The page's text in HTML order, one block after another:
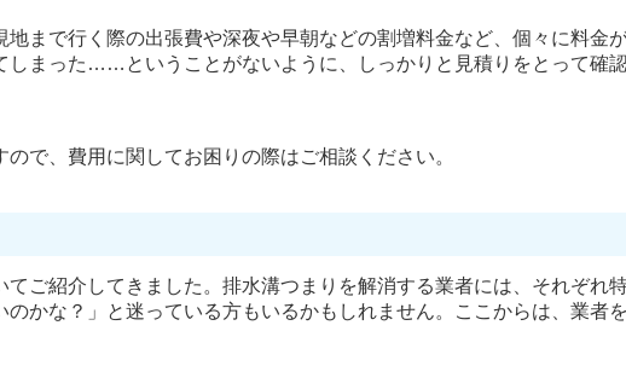
まで行く際の出張費や深夜や早朝などの割増料金など、個々に料金
しまった……ということがないように、しっかりと見積りをとって確
で、費用に関してお困りの際はご相談ください。
ご紹介してきました。排水溝つまりを解消する業者には、それぞれ
かな？」と迷っている方もいるかもしれません。ここからは、業者